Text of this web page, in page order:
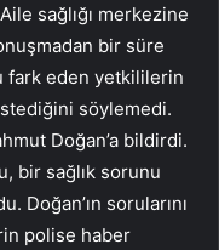
sağlığı merkezine
bir süre
fark eden yetkililerin
söylemedi.
Doğan’a bildirdi.
bir sağlık sorunu
Doğan’ın sorularını
polise haber